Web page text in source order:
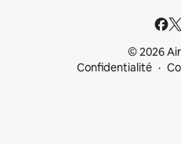
© 2026
Confidentialité